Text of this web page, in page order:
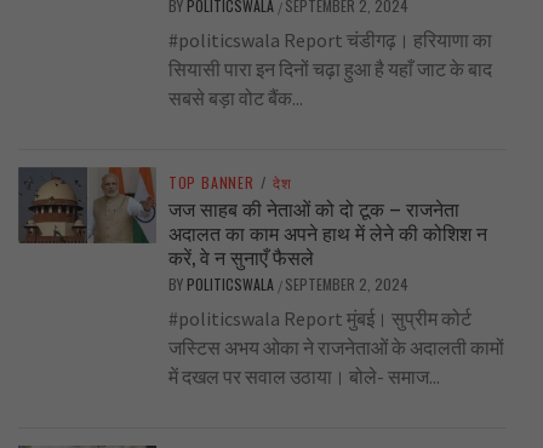
BY POLITICSWALA / SEPTEMBER 2, 2024
#politicswala Report चंडीगढ़। हरियाणा का
सियासी पारा इन दिनों चढ़ा हुआ है यहाँ जाट के बाद
सबसे बड़ा वोट बैंक...
TOP BANNER / देश
जज साहब की नेताओं को दो टूक – राजनेता
अदालत का काम अपने हाथ में लेने की कोशिश न
करें, वे न सुनाएँ फैसले
BY POLITICSWALA / SEPTEMBER 2, 2024
#politicswala Report मुंबई। सुप्रीम कोर्ट
जस्टिस अभय ओका ने राजनेताओं के अदालती कामों
में दखल पर सवाल उठाया। बोले- समाज...